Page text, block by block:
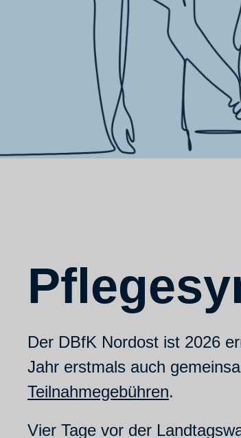
Der DBfK Nordost ist 2026
Jahr erstmals auch
Teilnahmegebühren.
Vier Tage vor der